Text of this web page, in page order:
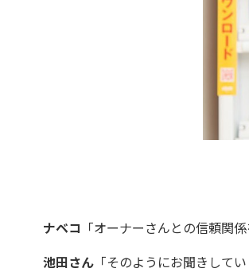
ナベコ 「オーナーさんとの信頼関
池田さん「そのようにお聞きして